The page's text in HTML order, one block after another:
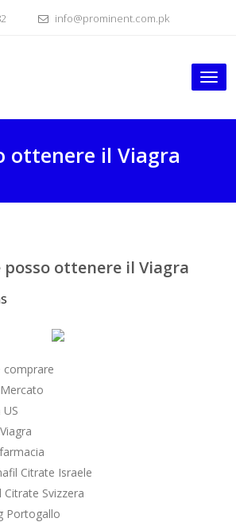
info@prominent.com.pk
ottenere il Viagra
posso ottenere il Viagra
comprare
Citrate Israele
Svizzera
Portogallo